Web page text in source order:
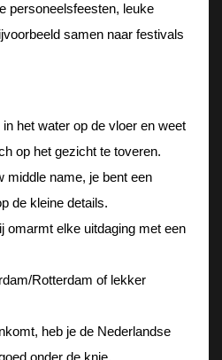
personeelsfeesten, leuke
samen naar festivals
het water op de vloer en weet
op het gezicht te toveren.
middle name, je bent een
de kleine details.
omarmt elke uitdaging met een
Rotterdam of lekker
heb je de Nederlandse
onder de knie.